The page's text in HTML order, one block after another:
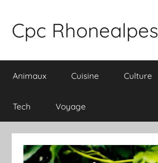
contenu
Cpc Rhonealpes
Animaux Cuisine Culture
Tech Voyage